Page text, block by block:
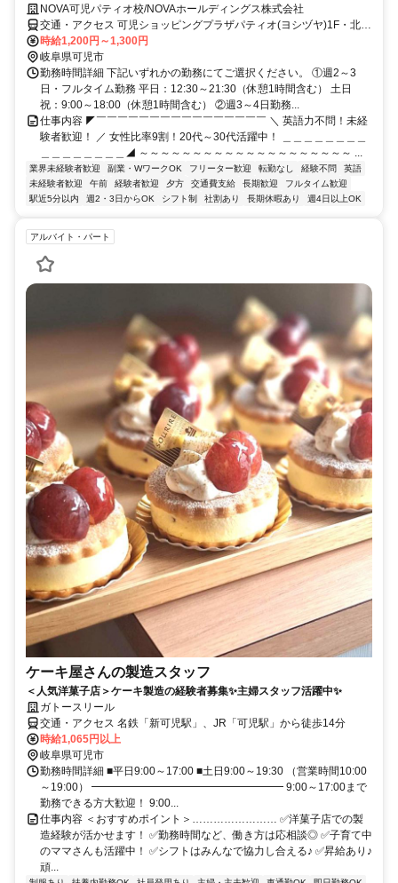
NOVA可児パティオ校/NOVAホールディングス株式会社
交通・アクセス 可児ショッピングプラザパティオ(ヨシヅヤ)1F・北側
平面駐車場向い・ほけんの窓口様隣
時給1,200円～1,300円
岐阜県可児市
勤務時間詳細 下記いずれかの勤務にてご選択ください。 ①週2～3
日・フルタイム勤務 平日：12:30～21:30（休憩1時間含む） 土日
祝：9:00～18:00（休憩1時間含む） ②週3～4日勤務...
仕事内容 ◤￣￣￣￣￣￣￣￣￣￣￣￣￣￣￣￣ ＼ 英語力不問！未経
験者歓迎！ ／ 女性比率9割！20代～30代活躍中！ ＿＿＿＿＿＿＿＿
＿＿＿＿＿＿＿＿◢ ～～～～～～～～～～～～～～～～～～～～ ...
業界未経験者歓迎 副業・WワークOK フリーター歓迎 転勤なし 経験不問
英語
未経験者歓迎
午前 経験者歓迎 夕方 交通費支給 長期歓迎
フルタイム歓迎
駅近5分以内
週2・3日からOK シフト制 社割あり 長期休暇あり 週4日以上OK
アルバイト・パート
ケーキ屋さんの製造スタッフ
＜人気洋菓子店＞ケーキ製造の経験者募集✨主婦スタッフ活躍中✨
ガトースリール
交通・アクセス 名鉄「新可児駅」、JR「可児駅」から徒歩14分
時給1,065円以上
岐阜県可児市
勤務時間詳細 ■平日9:00～17:00 ■土日9:00～19:30 （営業時間10:00
～19:00） ━━━━━━━━━━━━━━━━━━ 9:00～17:00まで
勤務できる方大歓迎！ 9:00...
仕事内容 ＜おすすめポイント＞…………………… ✅洋菓子店での製
造経験が活かせます！ ✅勤務時間など、働き方は応相談◎ ✅子育て中
のママさんも活躍中！ ✅シフトはみんなで協力し合える♪ ✅昇給あり♪
頑...